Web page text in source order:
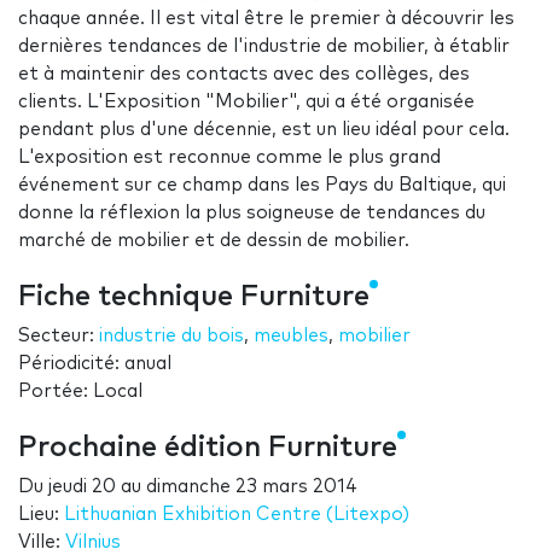
chaque année. Il est vital être le premier à découvrir les
dernières tendances de l'industrie de mobilier, à établir
et à maintenir des contacts avec des collèges, des
clients. L'Exposition "Mobilier", qui a été organisée
pendant plus d'une décennie, est un lieu idéal pour cela.
L'exposition est reconnue comme le plus grand
événement sur ce champ dans les Pays du Baltique, qui
donne la réflexion la plus soigneuse de tendances du
marché de mobilier et de dessin de mobilier.
Fiche technique Furniture
Secteur: industrie du bois, meubles, mobilier
Périodicité: anual
Portée: Local
Prochaine édition Furniture
Du jeudi 20 au dimanche 23 mars 2014
Lieu: Lithuanian Exhibition Centre (Litexpo)
Ville: Vilnius